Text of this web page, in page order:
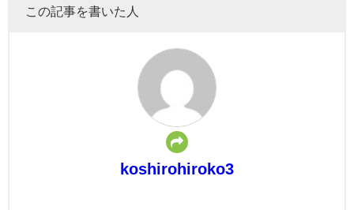
この記事を書いた人
koshirohiroko3